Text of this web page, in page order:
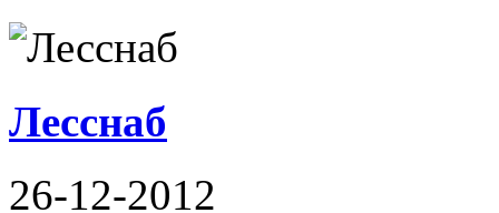
Лесснаб
26-12-2012